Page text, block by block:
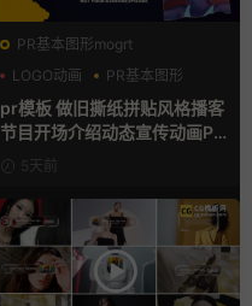
PR基本图形mogrt
LOGO动画
PR基本图形
复古风
pr模板 做旧撕纸拼贴风格播客
节目开场介绍动态宣传动画PR
模版5天前